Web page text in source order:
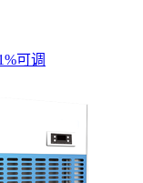
可调